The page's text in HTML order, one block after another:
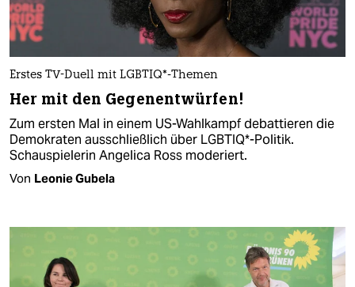
Erstes TV-Duell mit LGBTIQ*-Themen
Her mit den Gegenentwürfen!
Zum ersten Mal in einem US-Wahlkampf debattieren die
Demokraten ausschließlich über LGBTIQ*-Politik.
Schauspielerin Angelica Ross moderiert.
Von Leonie Gubela